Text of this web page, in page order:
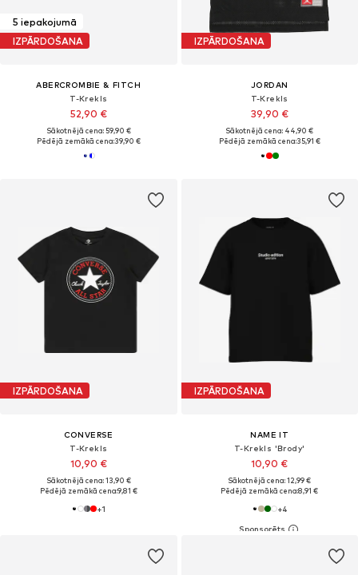
5 iepakojumā
IZPĀRDOŠANA
ABERCROMBIE & FITCH
T-Krekls
52,90 €
Sākotnējā cena: 59,90 €
Pēdējā zemākā cena:39,90 €
IZPĀRDOŠANA
JORDAN
T-Krekls
39,90 €
Sākotnējā cena: 44,90 €
Pēdējā zemākā cena:35,91 €
IZPĀRDOŠANA
CONVERSE
T-Krekls
10,90 €
Sākotnējā cena: 13,90 €
Pēdējā zemākā cena:9,81 €
+1
IZPĀRDOŠANA
NAME IT
T-Krekls 'Brody'
10,90 €
Sākotnējā cena: 12,99 €
Pēdējā zemākā cena:8,91 €
+4